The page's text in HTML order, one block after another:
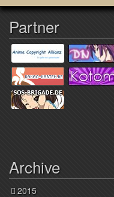
Partner
Archive
2015